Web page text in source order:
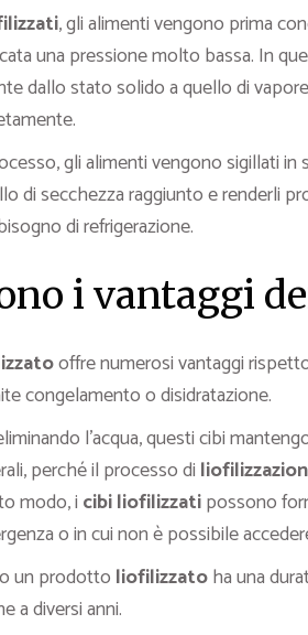
, gli alimenti vengono prima
una pressione molto bassa. In
dallo stato solido a quello di
gli alimenti vengono sigillati
di secchezza raggiunto e renderli
di refrigerazione.
i vantaggi
offre numerosi vantaggi
congelamento o disidratazione.
l’acqua, questi cibi
perché il processo di
modo, i cibi liofilizzatipossono
o in cui non è possibile
un prodotto liofilizzatoha una
a diversi anni.